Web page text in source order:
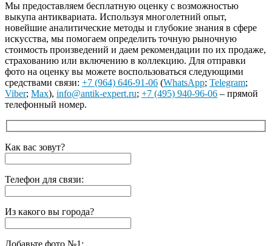
Мы предоставляем бесплатную оценку с возможностью
выкупа антиквариата. Используя многолетний опыт,
новейшие аналитические методы и глубокие знания в сфере
искусства, мы помогаем определить точную рыночную
стоимость произведений и даем рекомендации по их продаже,
страхованию или включению в коллекцию. Для отправки
фото на оценку вы можете воспользоваться следующими
средствами связи: +7 (964) 646-91-06 (WhatsApp; Telegram;
Viber; Max), info@antik-expert.ru; +7 (495) 940-96-06 – прямой
телефонный номер.
Как вас зовут?
Телефон для связи:
Из какого вы города?
Добавьте фото №1: